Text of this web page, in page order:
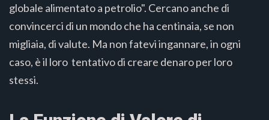
globale alimentato a petrolio". Cercano anche di
convincerci di un mondo che ha centinaia, se non
migliaia, di valute. Ma non fatevi ingannare, in ogni
caso, è il loro tentativo di creare denaro per loro
stessi.